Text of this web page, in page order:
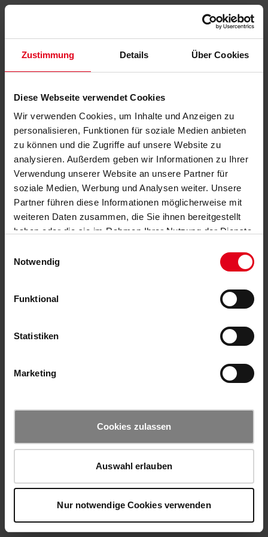
Zustimmung Details Über Cookies
Diese Webseite verwendet Cookies
Wir verwenden Cookies, um Inhalte und Anzeigen zu
personalisieren, Funktionen für soziale Medien anbieten
zu können und die Zugriffe auf unsere Website zu
analysieren. Außerdem geben wir Informationen zu Ihrer
Verwendung unserer Website an unsere Partner für
soziale Medien, Werbung und Analysen weiter. Unsere
Partner führen diese Informationen möglicherweise mit
weiteren Daten zusammen, die Sie ihnen bereitgestellt
haben oder die sie im Rahmen Ihrer Nutzung der Dienste
Notwendig
Funktional
Statistiken
Marketing
Cookies zulassen
Auswahl erlauben
Nur notwendige Cookies verwenden